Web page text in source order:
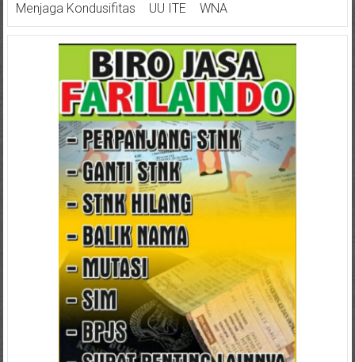
Menjaga Kondusifitas
UU ITE WNA